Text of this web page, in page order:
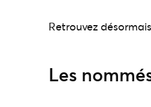
Retrouvez
Les